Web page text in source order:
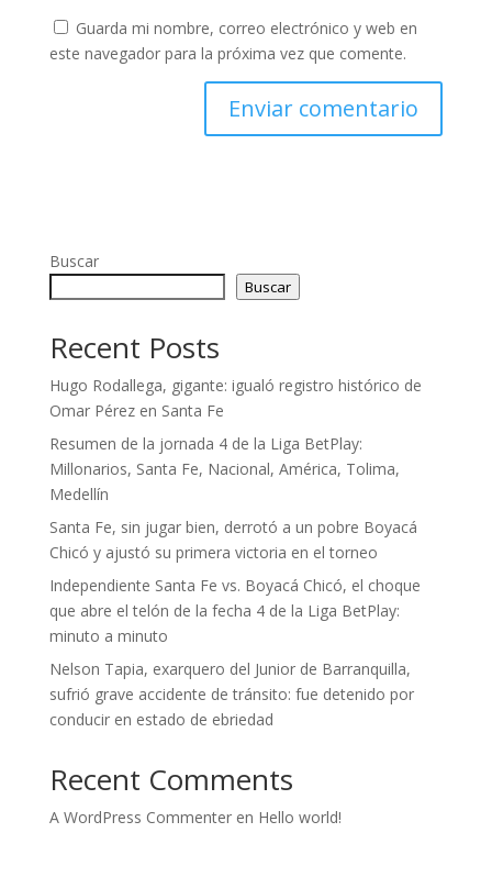
Guarda mi nombre, correo electrónico y web en
este navegador para la próxima vez que comente.
Buscar
Buscar
Recent Posts
Hugo Rodallega, gigante: igualó registro histórico de
Omar Pérez en Santa Fe
Resumen de la jornada 4 de la Liga BetPlay:
Millonarios, Santa Fe, Nacional, América, Tolima,
Medellín
Santa Fe, sin jugar bien, derrotó a un pobre Boyacá
Chicó y ajustó su primera victoria en el torneo
Independiente Santa Fe vs. Boyacá Chicó, el choque
que abre el telón de la fecha 4 de la Liga BetPlay:
minuto a minuto
Nelson Tapia, exarquero del Junior de Barranquilla,
sufrió grave accidente de tránsito: fue detenido por
conducir en estado de ebriedad
Recent Comments
A WordPress Commenteren Hello world!